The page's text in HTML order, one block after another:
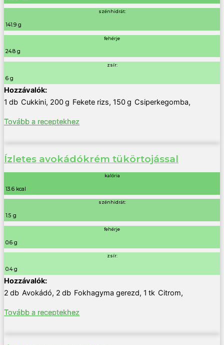
szénhidrát:
141.9 g
fehérje
24.8 g
zsír:
6 g
1 db Cukkini, 200g Fekete rizs, 150g Csiperkegomba,
Tovább a receptekhez
Ízletes avokádókrém tükörtojással
kalória
13.6 kcal
szénhidrát:
1.5 g
fehérje
0.6 g
zsír:
0.4 g
2 db Avokádó, 2 db Fokhagyma gerezd, 1 tk Citrom,
Tovább a receptekhez